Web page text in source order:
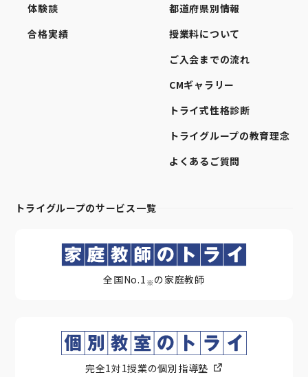
体験談
合格実績
都道府県別情報
授業料について
ご入会までの流れ
CMギャラリー
トライ式性格診断
トライグループの教育理念
よくあるご質問
トライグループのサービス一覧
全国No.1 ※ の家庭教師
完全1対1授業の個別指導塾